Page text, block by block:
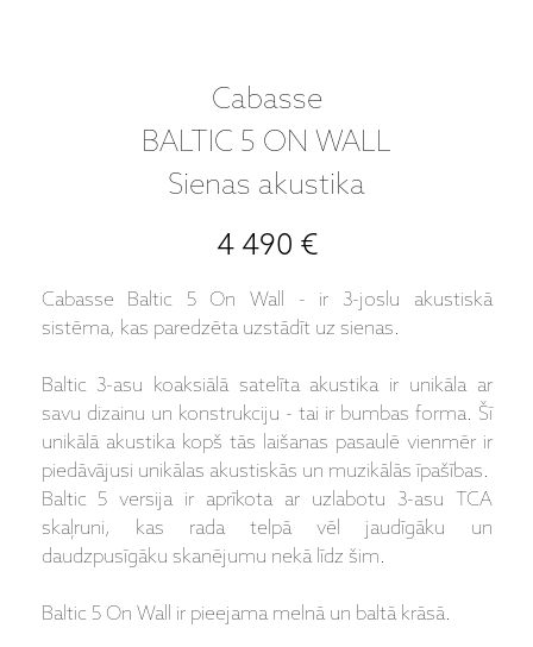
Cabasse
BALTIC 5 ON WALL
Sienas akustika
4 490 €
Cabasse Baltic 5 On Wall - ir 3-joslu akustiskā
sistēma, kas paredzēta uzstādīt uz sienas.
Baltic 3-asu koaksiālā satelīta akustika ir unikāla ar
savu dizainu un konstrukciju - tai ir bumbas forma. Šī
unikālā akustika kopš tās laišanas pasaulē vienmēr ir
piedāvājusi unikālas akustiskās un muzikālās īpašības.
Baltic 5 versija ir aprīkota ar uzlabotu 3-asu TCA
skaļruni, kas rada telpā vēl jaudīgāku un
daudzpusīgāku skanējumu nekā līdz šim.
Baltic 5 On Wall ir pieejama melnā un baltā krāsā.